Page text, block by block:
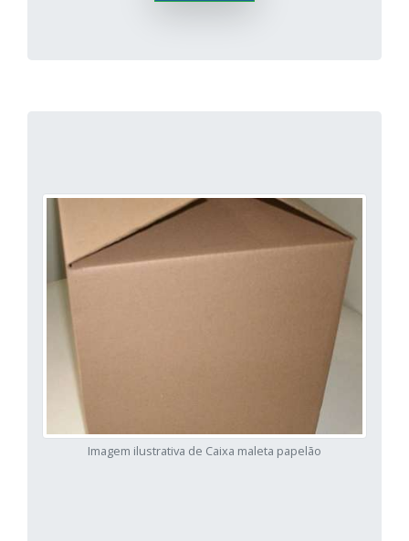
Imagem ilustrativa de Caixa maleta papelão